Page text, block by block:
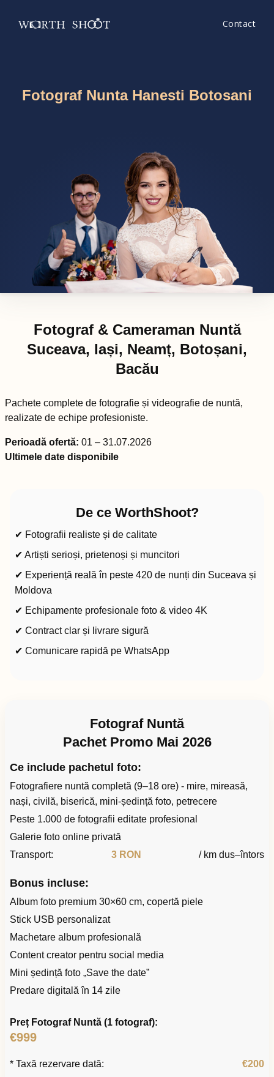
Contact
Fotograf Nunta Hanesti Botosani
Fotograf & Cameraman Nuntă
Suceava, Iași, Neamț, Botoșani,
Bacău
Pachete complete de fotografie și videografie de nuntă,
realizate de echipe profesioniste.
Perioadă ofertă: 01 – 31.07.2026
Ultimele date disponibile
De ce WorthShoot?
✔ Fotografii realiste și de calitate
✔ Artiști serioși, prietenoși și muncitori
✔ Experiență reală în peste 420 de nunți din Suceava și
Moldova
✔ Echipamente profesionale foto & video 4K
✔ Contract clar și livrare sigură
✔ Comunicare rapidă pe WhatsApp
Fotograf Nuntă
Pachet Promo Mai 2026
Ce include pachetul foto:
Fotografiere nuntă completă (9–18 ore) - mire, mireasă,
nași, civilă, biserică, mini-ședință foto, petrecere
Peste 1.000 de fotografii editate profesional
Galerie foto online privată
Transport:
3 RON / km dus–întors
Bonus incluse:
Album foto premium 30×60 cm, copertă piele
Stick USB personalizat
Machetare album profesională
Content creator pentru social media
Mini ședință foto „Save the date”
Predare digitală în 14 zile
Preț Fotograf Nuntă (1 fotograf):
€999
* Taxă rezervare dată: €200